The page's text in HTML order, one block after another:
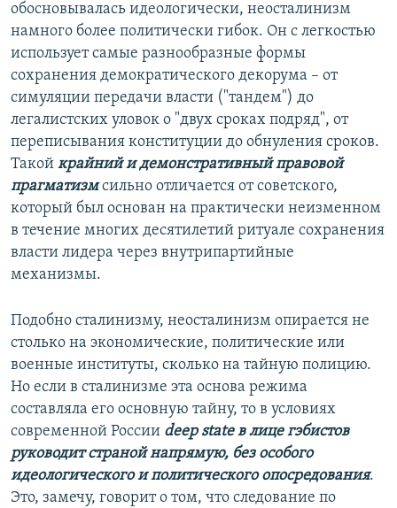
обосновывалась идеологически, неосталинизм
намного более политически гибок. Он с легкостью
использует самые разнообразные формы
сохранения демократического декорума – от
симуляции передачи власти ("тандем") до
легалистских уловок о "двух сроках подряд", от
переписывания конституции до обнуления сроков.
Такой крайний и демонстративный правовой
прагматизмсильно отличается от советского,
который был основан на практически неизменном
в течение многих десятилетий ритуале сохранения
власти лидера через внутрипартийные
механизмы.
Подобно сталинизму, неосталинизм опирается не
столько на экономические, политические или
военные институты, сколько на тайную полицию.
Но если в сталинизме эта основа режима
составляла его основную тайну, то в условиях
современной России deep stateв лице гэбистов
руководит страной напрямую, без особого
идеологического и политического опосредования.
Это, замечу, говорит о том, что следование по